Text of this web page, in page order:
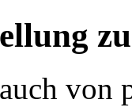
von